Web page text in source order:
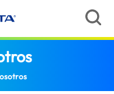
(Mexico)